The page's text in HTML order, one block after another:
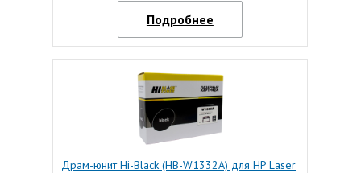
Подробнее
Драм-юнит Hi-Black (HB-W1332A) для HP Laser